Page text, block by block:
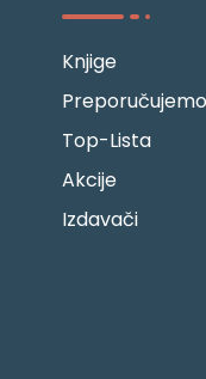
Knjige
Preporučujemo
Top-Lista
Akcije
Izdavači